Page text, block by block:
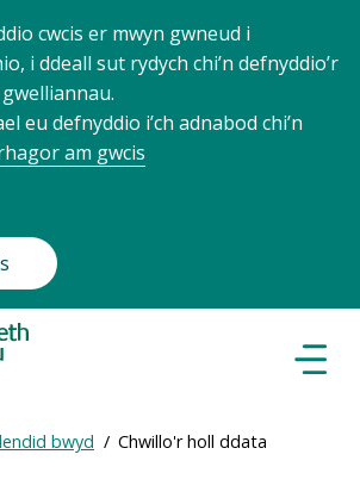
cwcis er mwyn gwneud i
i ddeall sut rydych chi’n defnyddio’r
eu defnyddio i’ch adnabod chi’n
am gwcis
bwyd Chwillo'r holl ddata